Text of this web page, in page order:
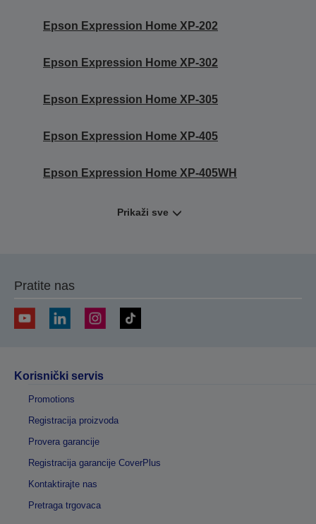
Epson Expression Home XP-202
Epson Expression Home XP-302
Epson Expression Home XP-305
Epson Expression Home XP-405
Epson Expression Home XP-405WH
Prikaži sve
Pratite nas
Korisnički servis
Promotions
Registracija proizvoda
Provera garancije
Registracija garancije CoverPlus
Kontaktirajte nas
Pretraga trgovaca